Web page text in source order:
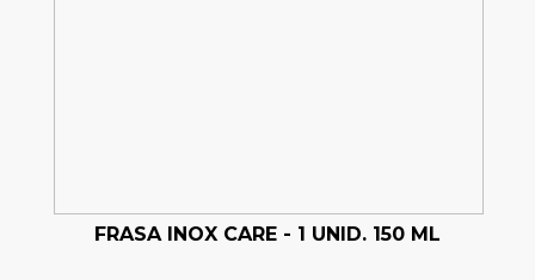
FRASA INOX CARE - 1 UNID. 150 ML